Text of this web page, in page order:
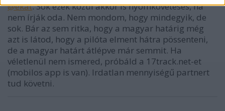
@ekat: Sok ezek közül akkor is nyomkövetéses, ha
nem írják oda. Nem mondom, hogy mindegyik, de
sok. Bár az sem ritka, hogy a magyar határig még
azt is látod, hogy a pilóta elment hátra pössenteni,
de a magyar határt átlépve már semmit. Ha
véletlenül nem ismered, próbáld a 17track.net-et
(mobilos app is van). Irdatlan mennyiségű partnert
tud követni.